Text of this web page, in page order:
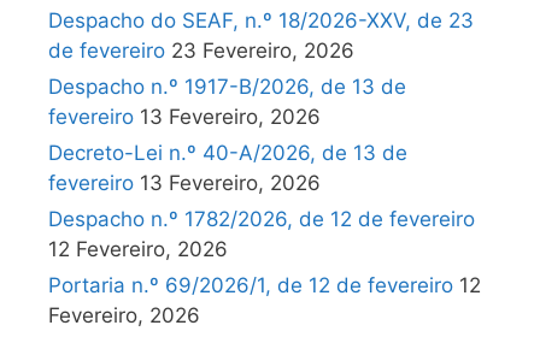
Despacho do SEAF, n.º 18/2026-XXV, de 23
de fevereiro 23 Fevereiro, 2026
Despacho n.º 1917-B/2026, de 13 de
fevereiro 13 Fevereiro, 2026
Decreto-Lei n.º 40-A/2026, de 13 de
fevereiro 13 Fevereiro, 2026
Despacho n.º 1782/2026, de 12 de fevereiro
12 Fevereiro, 2026
Portaria n.º 69/2026/1, de 12 de fevereiro 12
Fevereiro, 2026